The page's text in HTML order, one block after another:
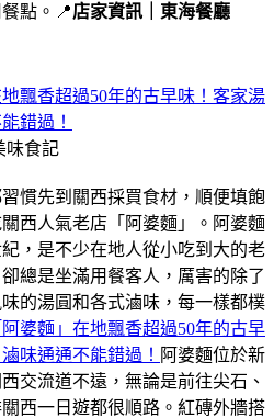
點。📍店家資訊｜東海餐廳
飄香超過50年的古早味！客家湯
錯過！
味食記
慣先到關西採買食材，順便填飽
西人氣老店「阿婆麵」。阿婆麵
，是不少在地人從小吃到大的老
總是坐滿用餐客人，厲害的除了
的湯圓和各式滷味，每一樣都樸
婆麵」在地飄香超過50年的古早
味通通不能錯過！ 阿婆麵位於新
交流道不遠，無論是前往尖石、
西一日遊都很順路。紅磚外牆搭